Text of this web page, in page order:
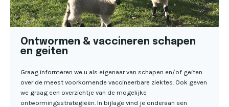
Ontwormen & vaccineren schapen
en geiten
Graag informeren we u als eigenaar van schapen en/of geiten
over de meest voorkomende vaccineerbare ziektes. Ook geven
we graag een overzichtje van de mogelijke
ontwormingsstrategieën. In bijlage vind je onderaan een